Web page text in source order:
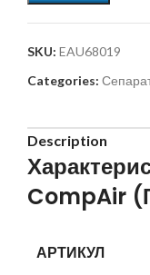
SKU: EAU68019
Categories:
Description
CompAir
АРТИКУЛ